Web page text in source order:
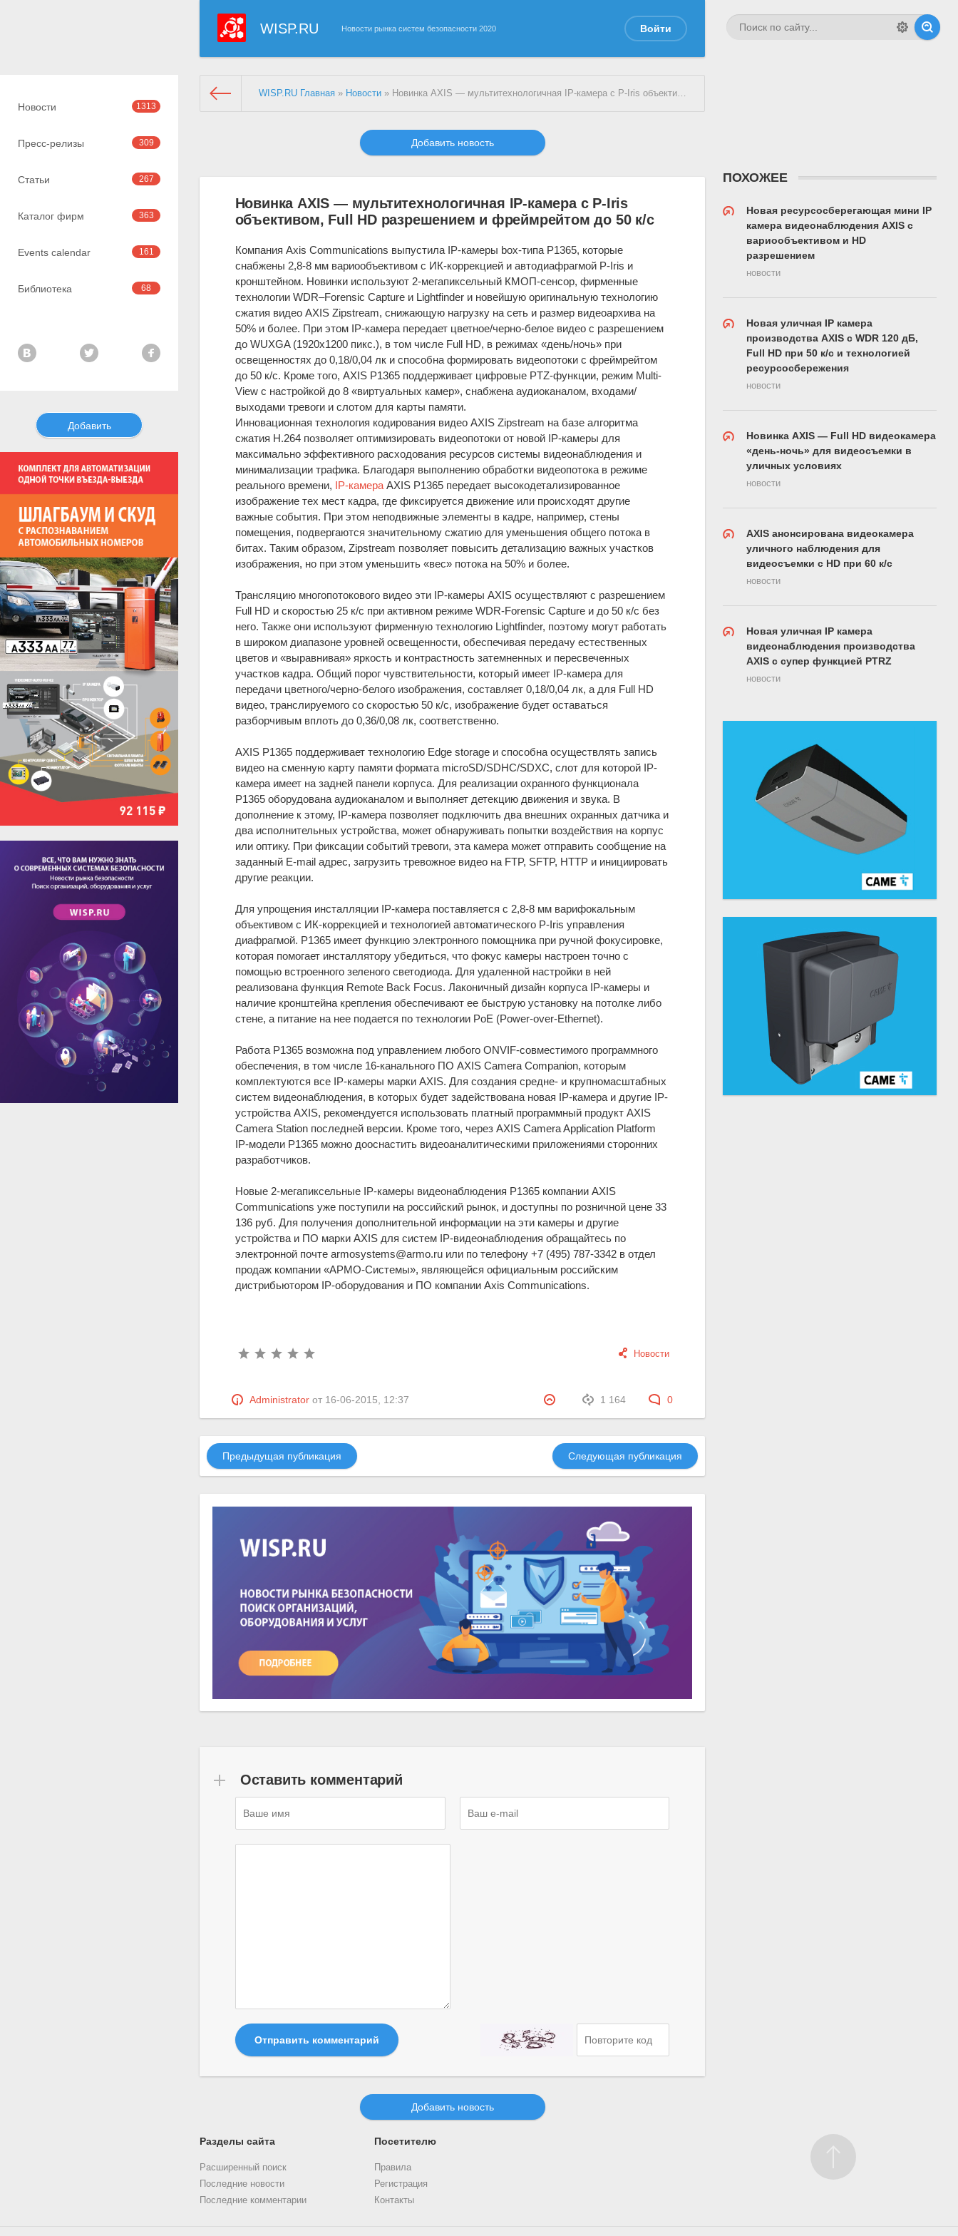
WISP.RU Новости рынка систем безопасности 2020 Войти
Новости 1313
Пресс-релизы 309
Статьи 267
Каталог фирм 363
Events calendar 161
Библиотека 68
Добавить
WISP.RU Главная» Новости» Новинка AXIS — мультитехнологичная IP-камера с P-Iris объективом, Full HD разрешением и фреймрейтом до 50 к/с
Добавить новость
Новинка AXIS — мультитехнологичная IP-камера с P-Iris
объективом, Full HD разрешением и фреймрейтом до 50 к/с
Компания Axis Communications выпустила IP-камеры box-типа P1365, которые
снабжены 2,8-8 мм вариообъективом с ИК-коррекцией и автодиафрагмой P-Iris и
кронштейном. Новинки используют 2-мегапиксельный КМОП-сенсор, фирменные
технологии WDR–Forensic Capture и Lightfinder и новейшую оригинальную технологию
сжатия видео AXIS Zipstream, снижающую нагрузку на сеть и размер видеоархива на
50% и более. При этом IP-камера передает цветное/черно-белое видео с разрешением
до WUXGA (1920х1200 пикс.), в том числе Full HD, в режимах «день/ночь» при
освещенностях до 0,18/0,04 лк и способна формировать видеопотоки с фреймрейтом
до 50 к/с. Кроме того, AXIS P1365 поддерживает цифровые PTZ-функции, режим Multi-
View с настройкой до 8 «виртуальных камер», снабжена аудиоканалом, входами/
выходами тревоги и слотом для карты памяти.
Инновационная технология кодирования видео AXIS Zipstream на базе алгоритма
сжатия H.264 позволяет оптимизировать видеопотоки от новой IP-камеры для
максимально эффективного расходования ресурсов системы видеонаблюдения и
минимализации трафика. Благодаря выполнению обработки видеопотока в режиме
реального времени, IP-камераAXIS P1365 передает высокодетализированное
изображение тех мест кадра, где фиксируется движение или происходят другие
важные события. При этом неподвижные элементы в кадре, например, стены
помещения, подвергаются значительному сжатию для уменьшения общего потока в
битах. Таким образом, Zipstream позволяет повысить детализацию важных участков
изображения, но при этом уменьшить «вес» потока на 50% и более.
Трансляцию многопотокового видео эти IP-камеры AXIS осуществляют с разрешением
Full HD и скоростью 25 к/с при активном режиме WDR-Forensic Capture и до 50 к/с без
него. Также они используют фирменную технологию Lightfinder, поэтому могут работать
в широком диапазоне уровней освещенности, обеспечивая передачу естественных
цветов и «выравнивая» яркость и контрастность затемненных и пересвеченных
участков кадра. Общий порог чувствительности, который имеет IP-камера для
передачи цветного/черно-белого изображения, составляет 0,18/0,04 лк, а для Full HD
видео, транслируемого со скоростью 50 к/с, изображение будет оставаться
разборчивым вплоть до 0,36/0,08 лк, соответственно.
AXIS P1365 поддерживает технологию Edge storage и способна осуществлять запись
видео на сменную карту памяти формата microSD/SDHC/SDХC, слот для которой IP-
камера имеет на задней панели корпуса. Для реализации охранного функционала
P1365 оборудована аудиоканалом и выполняет детекцию движения и звука. В
дополнение к этому, IP-камера позволяет подключить два внешних охранных датчика и
два исполнительных устройства, может обнаруживать попытки воздействия на корпус
или оптику. При фиксации событий тревоги, эта камера может отправить сообщение на
заданный E-mail адрес, загрузить тревожное видео на FTP, SFTP, HTTP и инициировать
другие реакции.
Для упрощения инсталляции IP-камера поставляется с 2,8-8 мм варифокальным
объективом с ИК-коррекцией и технологией автоматического P-Iris управления
диафрагмой. P1365 имеет функцию электронного помощника при ручной фокусировке,
которая помогает инсталлятору убедиться, что фокус камеры настроен точно с
помощью встроенного зеленого светодиода. Для удаленной настройки в ней
реализована функция Remote Back Focus. Лаконичный дизайн корпуса IP-камеры и
наличие кронштейна крепления обеспечивают ее быструю установку на потолке либо
стене, а питание на нее подается по технологии PoE (Power-over-Ethernet).
Работа P1365 возможна под управлением любого ONVIF-совместимого программного
обеспечения, в том числе 16-канального ПО AXIS Camera Companion, которым
комплектуются все IP-камеры марки AXIS. Для создания средне- и крупномасштабных
систем видеонаблюдения, в которых будет задействована новая IP-камера и другие IP-
устройства AXIS, рекомендуется использовать платный программный продукт AXIS
Camera Station последней версии. Кроме того, через AXIS Camera Application Platform
IP-модели P1365 можно дооснастить видеоаналитическими приложениями сторонних
разработчиков.
Новые 2-мегапиксельные IP-камеры видеонаблюдения P1365 компании AXIS
Communications уже поступили на российский рынок, и доступны по розничной цене 33
136 руб. Для получения дополнительной информации на эти камеры и другие
устройства и ПО марки AXIS для систем IP-видеонаблюдения обращайтесь по
электронной почте armosystems@armo.ru или по телефону +7 (495) 787-3342 в отдел
продаж компании «АРМО-Системы», являющейся официальным российским
дистрибьютором IP-оборудования и ПО компании Axis Communications.
Новости
1 164 0
Administratorот 16-06-2015, 12:37
ПОХОЖЕЕ
Новая ресурсосберегающая мини IP
камера видеонаблюдения AXIS с
вариообъективом и HD
разрешением
новости
Новая уличная IP камера
производства AXIS с WDR 120 дБ,
Full HD при 50 к/с и технологией
ресурсосбережения
новости
Новинка AXIS — Full HD видеокамера
«день-ночь» для видеосъемки в
уличных условиях
новости
AXIS анонсирована видеокамера
уличного наблюдения для
видеосъемки с HD при 60 к/с
новости
Новая уличная IP камера
видеонаблюдения производства
AXIS с супер функцией PTRZ
новости
Предыдущая публикация Следующая публикация
Оставить комментарий
Отправить комментарий
Добавить новость
Разделы сайта
Расширенный поиск
Последние новости
Последние комментарии
Посетителю
Правила
Регистрация
Контакты